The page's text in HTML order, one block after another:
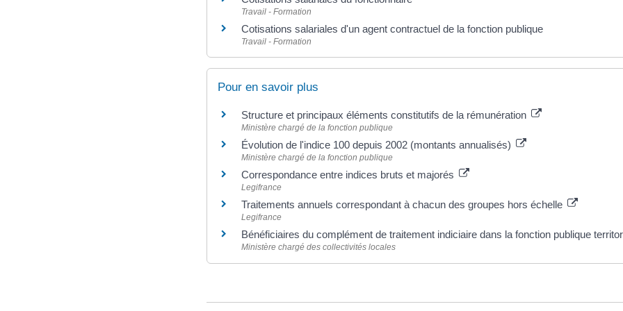
Travail - Formation
Cotisations salariales d'un agent contractuel de la fonction publique
Travail - Formation
Pour en savoir plus
Structure et principaux éléments constitutifs de la rémunération
Ministère chargé de la fonction publique
Évolution de l'indice 100 depuis 2002 (montants annualisés)
Ministère chargé de la fonction publique
Correspondance entre indices bruts et majorés
Legifrance
Traitements annuels correspondant à chacun des groupes hors échelle
Legifrance
Bénéficiaires du complément de traitement indiciaire dans la fonction publique
Ministère chargé des collectivités locales